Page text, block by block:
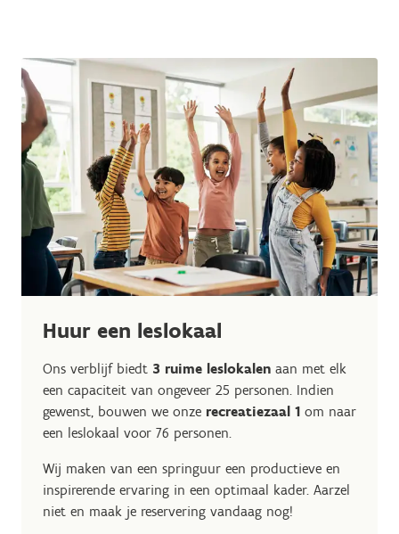
Huur een leslokaal
Ons verblijf biedt 3 ruime leslokalen aan met elk
een capaciteit van ongeveer 25 personen. Indien
gewenst, bouwen we onze recreatiezaal 1 om naar
een leslokaal voor 76 personen.
Wij maken van een springuur een productieve en
inspirerende ervaring in een optimaal kader. Aarzel
niet en maak je reservering vandaag nog!